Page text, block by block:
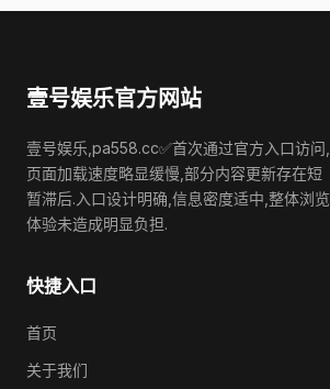
壹号娱乐官方网站
壹号娱乐,pa558.cc✅首次通过官方入口访问,
页面加载速度略显缓慢,部分内容更新存在短
暂滞后.入口设计明确,信息密度适中,整体浏览
体验未造成明显负担.
快捷入口
首页
关于我们